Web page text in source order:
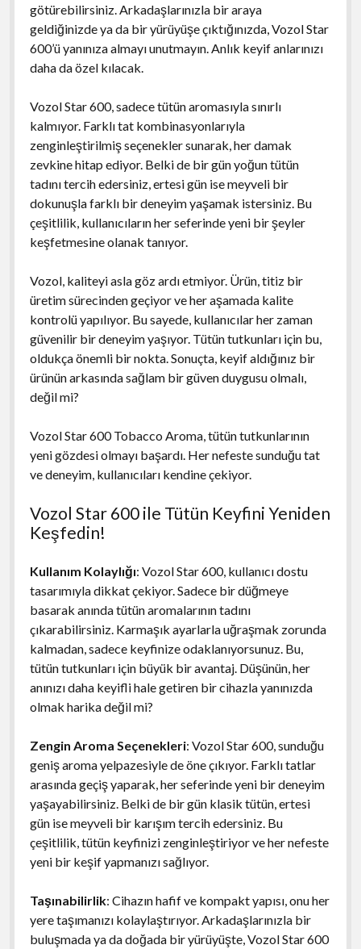
götürebilirsiniz. Arkadaşlarınızla bir araya
geldiğinizde ya da bir yürüyüşe çıktığınızda, Vozol Star
600’ü yanınıza almayı unutmayın. Anlık keyif anlarınızı
daha da özel kılacak.
Vozol Star 600, sadece tütün aromasıyla sınırlı
kalmıyor. Farklı tat kombinasyonlarıyla
zenginleştirilmiş seçenekler sunarak, her damak
zevkine hitap ediyor. Belki de bir gün yoğun tütün
tadını tercih edersiniz, ertesi gün ise meyveli bir
dokunuşla farklı bir deneyim yaşamak istersiniz. Bu
çeşitlilik, kullanıcıların her seferinde yeni bir şeyler
keşfetmesine olanak tanıyor.
Vozol, kaliteyi asla göz ardı etmiyor. Ürün, titiz bir
üretim sürecinden geçiyor ve her aşamada kalite
kontrolü yapılıyor. Bu sayede, kullanıcılar her zaman
güvenilir bir deneyim yaşıyor. Tütün tutkunları için bu,
oldukça önemli bir nokta. Sonuçta, keyif aldığınız bir
ürünün arkasında sağlam bir güven duygusu olmalı,
değil mi?
Vozol Star 600 Tobacco Aroma, tütün tutkunlarının
yeni gözdesi olmayı başardı. Her nefeste sunduğu tat
ve deneyim, kullanıcıları kendine çekiyor.
Vozol Star 600 ile Tütün Keyfini Yeniden
Keşfedin!
Kullanım Kolaylığı: Vozol Star 600, kullanıcı dostu
tasarımıyla dikkat çekiyor. Sadece bir düğmeye
basarak anında tütün aromalarının tadını
çıkarabilirsiniz. Karmaşık ayarlarla uğraşmak zorunda
kalmadan, sadece keyfinize odaklanıyorsunuz. Bu,
tütün tutkunları için büyük bir avantaj. Düşünün, her
anınızı daha keyifli hale getiren bir cihazla yanınızda
olmak harika değil mi?
Zengin Aroma Seçenekleri: Vozol Star 600, sunduğu
geniş aroma yelpazesiyle de öne çıkıyor. Farklı tatlar
arasında geçiş yaparak, her seferinde yeni bir deneyim
yaşayabilirsiniz. Belki de bir gün klasik tütün, ertesi
gün ise meyveli bir karışım tercih edersiniz. Bu
çeşitlilik, tütün keyfinizi zenginleştiriyor ve her nefeste
yeni bir keşif yapmanızı sağlıyor.
Taşınabilirlik: Cihazın hafif ve kompakt yapısı, onu her
yere taşımanızı kolaylaştırıyor. Arkadaşlarınızla bir
buluşmada ya da doğada bir yürüyüşte, Vozol Star 600